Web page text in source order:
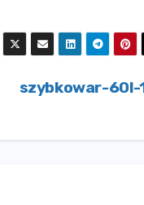
szybkowar-60l-